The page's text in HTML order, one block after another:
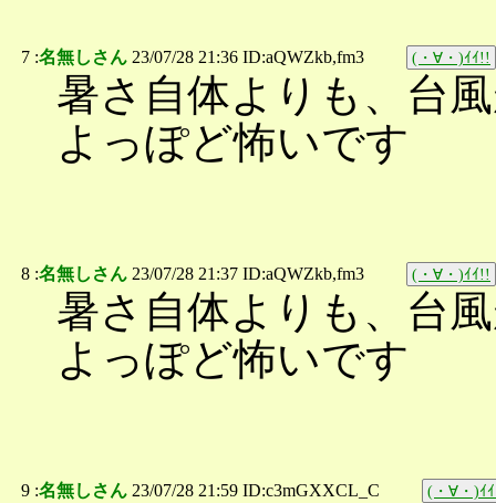
7 :名無しさん 23/07/28 21:36 ID:aQWZkb,fm3 (・∀・)ｲｲ!!
暑さ自体よりも、台
よっぽど怖いです
8 :名無しさん 23/07/28 21:37 ID:aQWZkb,fm3 (・∀・)ｲｲ!!
暑さ自体よりも、台
よっぽど怖いです
9 :名無しさん 23/07/28 21:59 ID:c3mGXXCL_C (・∀・)ｲ